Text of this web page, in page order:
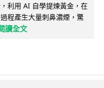
利用 AI 自學提煉黃金，在
程產生大量刺鼻濃煙，驚
讀全文